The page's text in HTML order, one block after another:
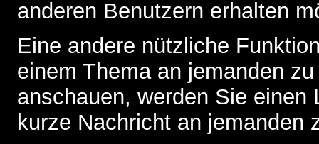
anderen Benutzern erhalten
Eine andere nützliche
einem Thema an jemanden
anschauen, werden Sie
kurze Nachricht an jemanden